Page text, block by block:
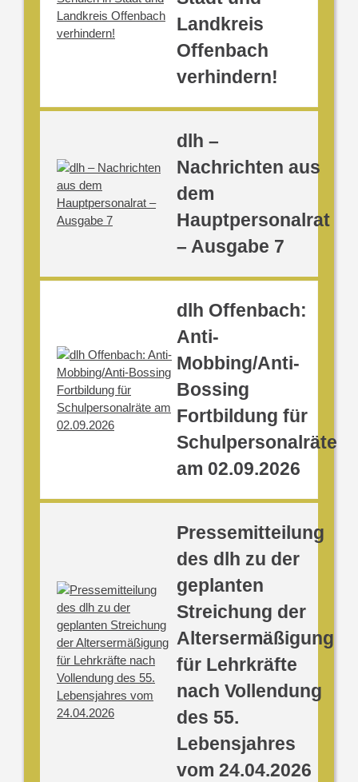
Landkreis
Offenbach
verhindern!
dlh –
Nachrichten aus
dem
Hauptpersonalrat
– Ausgabe 7
dlh Offenbach:
Anti-
Mobbing/Anti-
Bossing
Fortbildung für
Schulpersonalräte
am 02.09.2026
Pressemitteilung
des dlh zu der
geplanten
Streichung der
Altersermäßigung
für Lehrkräfte
nach Vollendung
des 55.
Lebensjahres
vom 24.04.2026